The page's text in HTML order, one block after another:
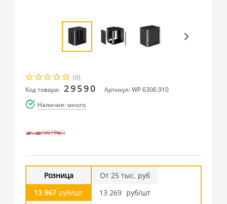
(0)
Код товара: 29590
Артикул: WP 6306.910
Наличие: много
Розница
13 967 руб/шт
От 25 тыс. руб
13 269 руб/шт